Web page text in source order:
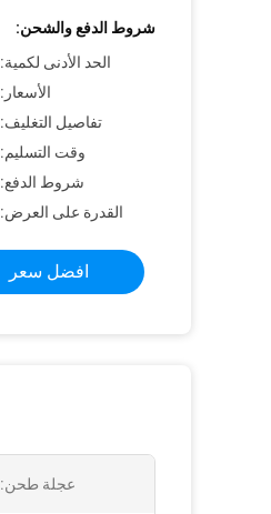
شروط الدفع والشحن:
الحد الأدنى لكمية:
الأسعار:
تفاصيل التغليف:
وقت التسليم:
شروط الدفع:
القدرة على العرض:
افضل سعر
عجلة طحن: